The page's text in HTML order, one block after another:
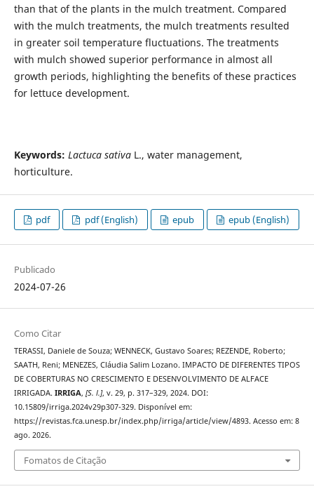
than that of the plants in the mulch treatment. Compared
with the mulch treatments, the mulch treatments resulted
in greater soil temperature fluctuations. The treatments
with mulch showed superior performance in almost all
growth periods, highlighting the benefits of these practices
for lettuce development.
Keywords: Lactuca sativaL., water management,
horticulture.
pdf pdf (English) epub epub (English)
Publicado
2024-07-26
Como Citar
TERASSI, Daniele de Souza; WENNECK, Gustavo Soares; REZENDE, Roberto;
SAATH, Reni; MENEZES, Cláudia Salim Lozano. IMPACTO DE DIFERENTES TIPOS
DE COBERTURAS NO CRESCIMENTO E DESENVOLVIMENTO DE ALFACE
IRRIGADA. IRRIGA, [S. l.], v. 29, p. 317–329, 2024. DOI:
10.15809/irriga.2024v29p307-329. Disponível em:
https://revistas.fca.unesp.br/index.php/irriga/article/view/4893. Acesso em: 8
ago. 2026.
Fomatos de Citação